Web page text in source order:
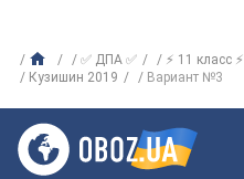
✅ ДПА ✅ ⚡ 11 класс ⚡
Кузишин 2019
Вариант №3